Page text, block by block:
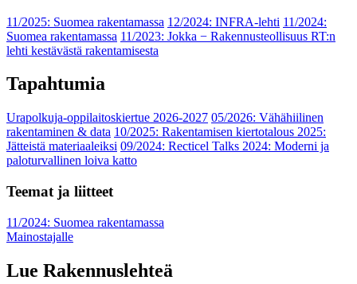
11/2025: Suomea rakentamassa 12/2024: INFRA-lehti 11/2024:
Suomea rakentamassa 11/2023: Jokka − Rakennusteollisuus RT:n
lehti kestävästä rakentamisesta
Tapahtumia
Urapolkuja-oppilaitoskiertue 2026-2027 05/2026: Vähähiilinen
rakentaminen & data 10/2025: Rakentamisen kiertotalous 2025:
Jätteistä materiaaleiksi 09/2024: Recticel Talks 2024: Moderni ja
paloturvallinen loiva katto
Teemat ja liitteet
11/2024: Suomea rakentamassa
Mainostajalle
Lue Rakennuslehteä